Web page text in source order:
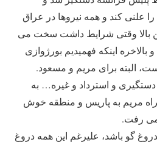
علنی کند و همه نیروها در عراق
بالا وقتی شرایط داشت سخت می
اینکه فهمیدیم بورژوازی
البته برای مریم و مسعود.
و استرداد و غیره… به
مریم به پاریس و منطقه خوش
می رفت.
گو باشد، علیرغم این همه دروغ